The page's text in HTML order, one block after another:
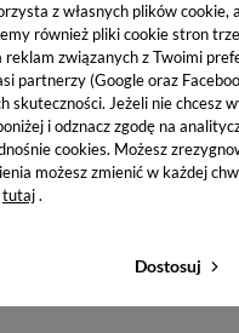
z własnych plików cookie,
również pliki cookie stron
związanych z Twoimi
partnerzy (Google oraz
skuteczności. Jeżeli nie
i odznacz zgodę na
cookies. Możesz
możesz zmienić w każdej
tutaj.
Dostosuj